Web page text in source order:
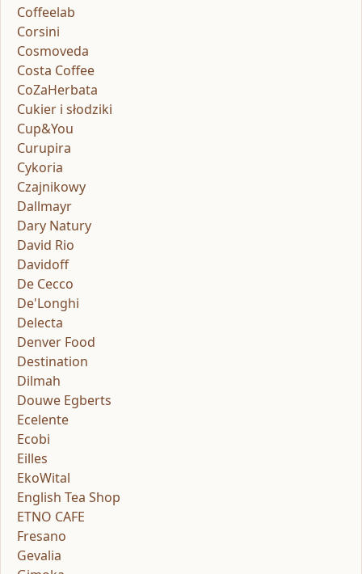
Coffeelab
Corsini
Cosmoveda
Costa Coffee
CoZaHerbata
Cukier i słodziki
Cup&You
Curupira
Cykoria
Czajnikowy
Dallmayr
Dary Natury
David Rio
Davidoff
De Cecco
De'Longhi
Delecta
Denver Food
Destination
Dilmah
Douwe Egberts
Ecelente
Ecobi
Eilles
EkoWital
English Tea Shop
ETNO CAFE
Fresano
Gevalia